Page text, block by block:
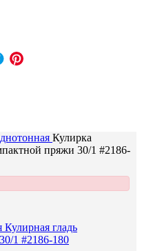
Кулирка
пряжи 30/1 #2186-